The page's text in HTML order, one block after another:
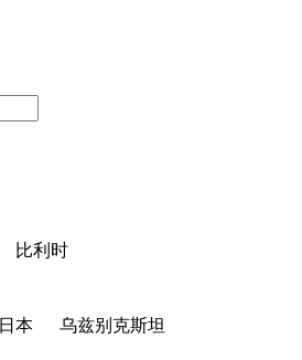
比利时
日本
乌兹别克斯坦